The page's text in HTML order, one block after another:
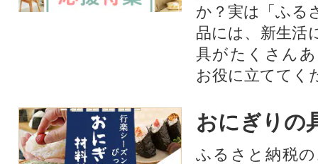
か？実は「ふる
品には、新生活
具がたくさん
お役に立ててく
おにぎりの
ふるさと納税